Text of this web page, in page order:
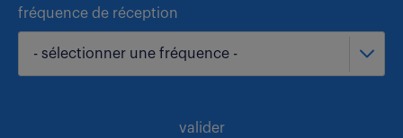
fréquence de réception
- sélectionner une fréquence -
valider